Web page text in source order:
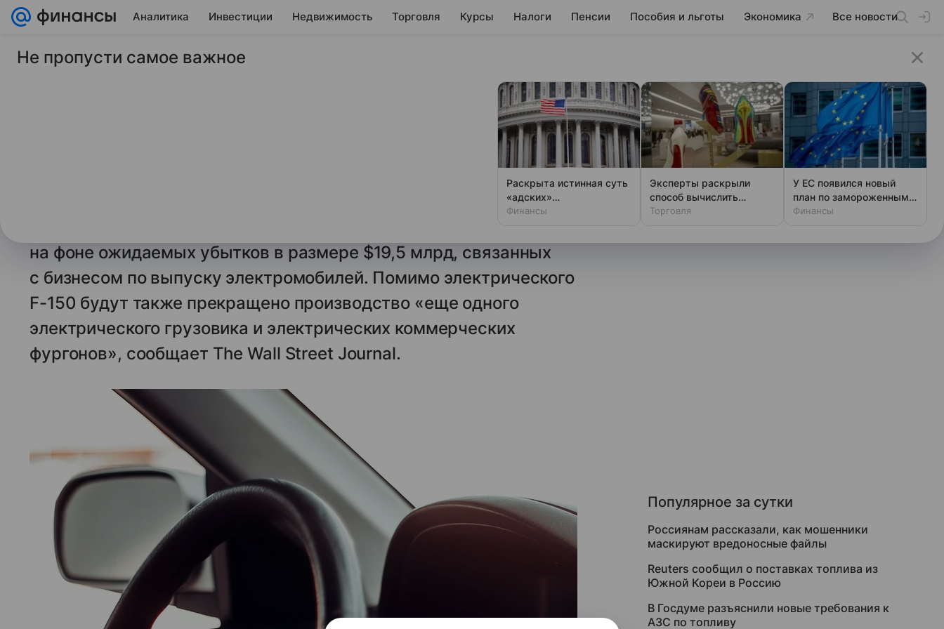
Аналитика Инвестиции Недвижимость Торговля Курсы Налоги Пенсии Пособия и льготы Экономика Все новости
16 декабря 2025 Коммерсантъ
WSJ: Ford пересмотрел стратегию
на фоне ожидаемых убытков в размере $19,5 млрд, связанных
с бизнесом по выпуску электромобилей. Помимо электрического
F-150 будут также прекращено производство «еще одного
электрического грузовика и электрических коммерческих
фургонов», сообщает The Wall Street Journal.
Популярное за сутки
Россиянам рассказали, как мошенники
маскируют вредоносные файлы
Reuters сообщил о поставках топлива из
Южной Кореи в Россию
В Госдуме разъяснили новые требования к
АЗС по топливу
Не пропусти самое важное
Раскрыта истинная суть
«адских»
антироссийских санкций
Финансы
Эксперты раскрыли
способ вычислить
фальшивый люкс за
Торговля
У ЕС появился новый
план по замороженным
активам России
Финансы